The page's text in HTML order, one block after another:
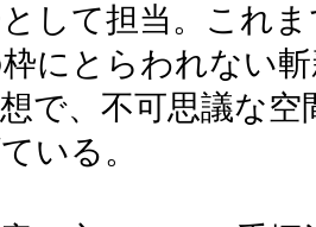
して担当。これ
にとらわれない
で、不可思議な空
いる。